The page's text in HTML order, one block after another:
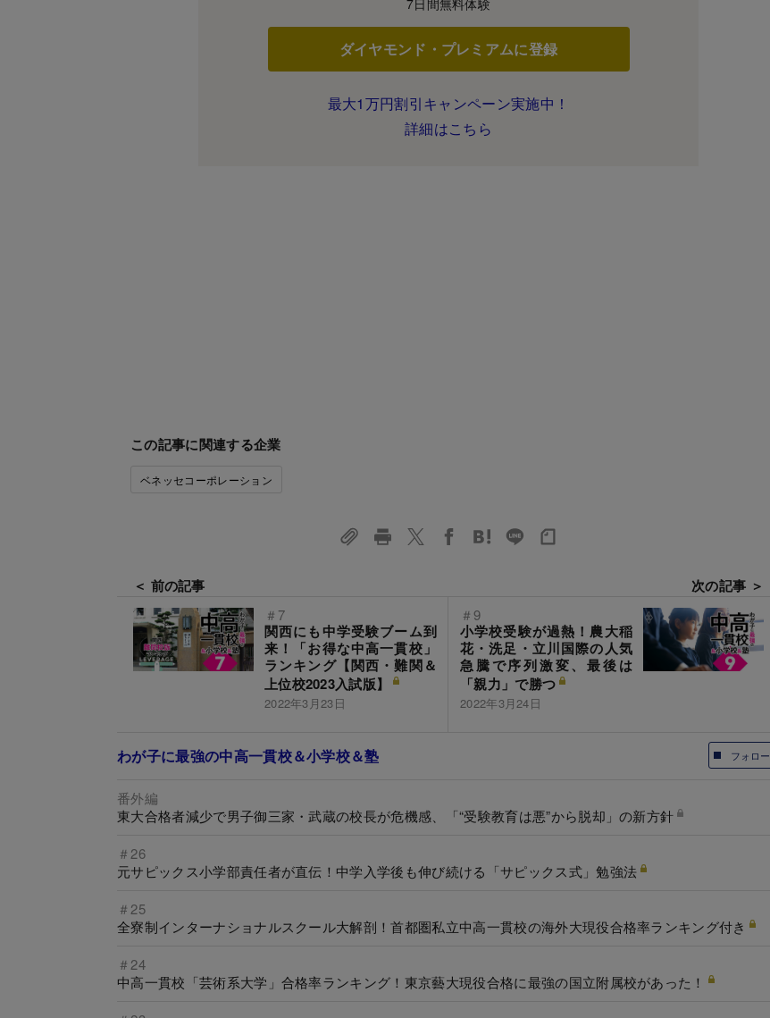
7日間無料体験
ダイヤモンド・プレミアムに登録
最大1万円割引キャンペーン実施中！
詳細はこちら
この記事に関連する企業
ベネッセコーポレーション
＜ 前の記事
＃7
関西にも中学受験ブーム到
来！「お得な中高一貫校」
ランキング【関西・難関＆
上位校2023入試版】
2022年3月23日
次の記事 ＞
＃9
小学校受験が過熱！農大稲
花・洗足・立川国際の人気
急騰で序列激変、最後は
「親力」で勝つ
2022年3月24日
フォロー
わが子に最強の中高一貫校＆小学校＆塾
番外編
東大合格者減少で男子御三家・武蔵の校長が危機感、「“受験教育は悪”から脱却」の新方針
＃26
元サピックス小学部責任者が直伝！中学入学後も伸び続ける「サピックス式」勉強法
＃25
全寮制インターナショナルスクール大解剖！首都圏私立中高一貫校の海外大現役合格率ランキング付き
＃24
中高一貫校「芸術系大学」合格率ランキング！東京藝大現役合格に最強の国立附属校があった！